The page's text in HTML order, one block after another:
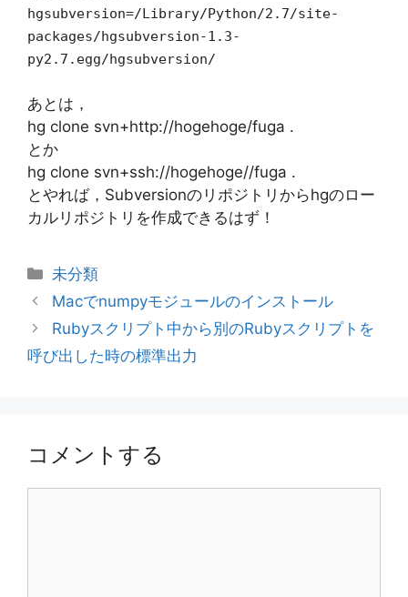
hgsubversion=/Library/Python/2.7/site-
packages/hgsubversion-1.3-
py2.7.egg/hgsubversion/
あとは，
hg clone svn+http://hogehoge/fuga .
とか
hg clone svn+ssh://hogehoge//fuga .
とやれば，Subversionのリポジトリからhgのロー
カルリポジトリを作成できるはず！
カ
テ
リ
ー
未分類
Macでnumpyモジュールのインストール
Rubyスクリプト中から別のRubyスクリプトを
呼び出した時の標準出力
コメントする